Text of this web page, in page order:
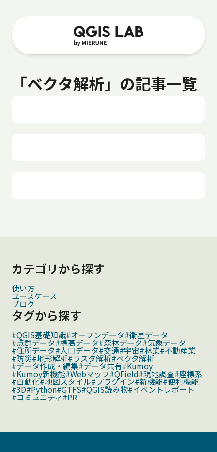
「ベクタ解析」の記事一覧
カテゴリから探す
使い方
ユースケース
ブログ
タグから探す
#QGIS基礎知識#オープンデータ#衛星データ
#点群データ#標高データ#森林データ#気象データ
#住所データ#人口データ#交通#宇宙#林業#不動産業
#防災#地形解析#ラスタ解析#ベクタ解析
#データ作成・編集#データ共有#Kumoy
#Kumoy新機能#Webマップ#QField#現地調査#座標系
#自動化#地図スタイル#プラグイン#新機能#便利機能
#3D#Python#GTFS#QGIS読み物#イベントレポート
#コミュニティ#PR